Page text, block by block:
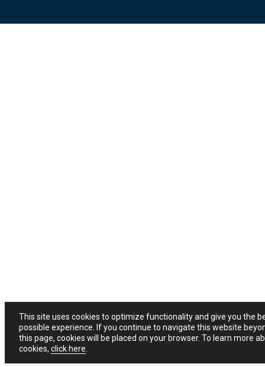
This site uses cookies to optimize functionality and give you the
possible experience. If you continue to navigate this website
this page, cookies will be placed on your browser. To learn more
cookies, click here